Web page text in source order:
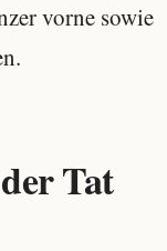
vorne sowie
Tat